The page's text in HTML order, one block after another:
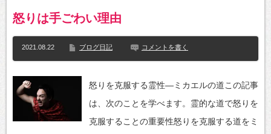
怒りは手ごわい理由
2021.08.22 ブログ日記 コメントを書く
怒りを克服する霊性—ミカエルの道この記事
は、次のことを学べます。霊的な道で怒りを
克服することの重要性怒りを克服する道をミ